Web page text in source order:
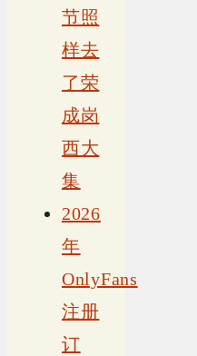
节照
样去
了荣
成岗
西大
集
2026
年
OnlyFans
注册
订